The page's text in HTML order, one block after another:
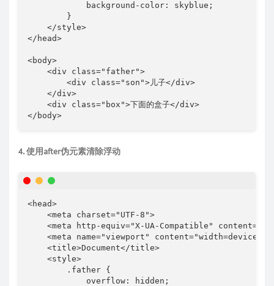
            background-color: skyblue;
        }
    </style>
</head>
<body>
    <div class="father">
        <div class="son">儿子</div>
    </div>
    <div class="box">下面的盒子</div>
</body>
4. 使用after伪元素清除浮动
<head>
    <meta charset="UTF-8">
<meta http-equiv="X-UA-Compatible"
<meta name="viewport" content="width=device-
    <title>Document</title>
    <style>
        .father {
            overflow: hidden;